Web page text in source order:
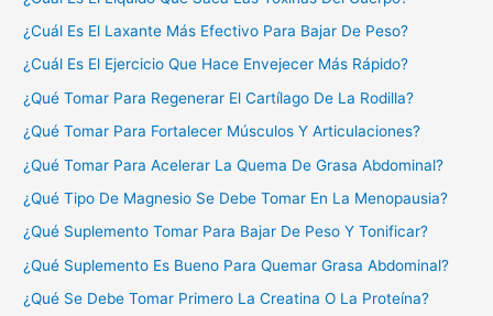
¿Cuál Es El Laxante Más Efectivo Para Bajar De Peso?
¿Cuál Es El Ejercicio Que Hace Envejecer Más Rápido?
¿Qué Tomar Para Regenerar El Cartílago De La Rodilla?
¿Qué Tomar Para Fortalecer Músculos Y Articulaciones?
¿Qué Tomar Para Acelerar La Quema De Grasa Abdominal?
¿Qué Tipo De Magnesio Se Debe Tomar En La Menopausia?
¿Qué Suplemento Tomar Para Bajar De Peso Y Tonificar?
¿Qué Suplemento Es Bueno Para Quemar Grasa Abdominal?
¿Qué Se Debe Tomar Primero La Creatina O La Proteína?